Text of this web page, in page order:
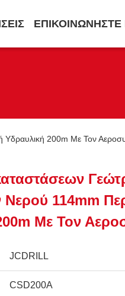
200m Με Τον
114mm
Με Τον
JCDRILL
CSD200A